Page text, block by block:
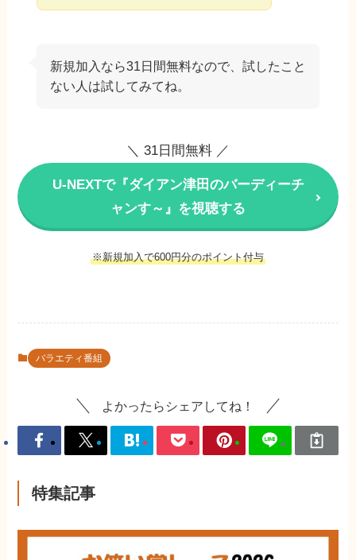
新規加入なら31日間無料なので、試したこと
ない人は試してみてね。
＼ 31日間無料 ／
U-NEXTで『ダイアン津田のバーディーチ
ャンす～』を視聴する
※新規加入で600円分のポイント付与
バラエティ番組
よかったらシェアしてね！
特集記事